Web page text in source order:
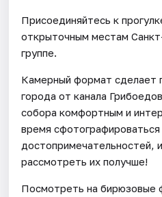
Присоединяйтесь к
открыточным местам
группе.
Камерный формат сделает
города от канала
собора комфортным и
время сфотографироваться
достопримечательностей,
рассмотреть их получше!
Посмотреть на бирюзовые